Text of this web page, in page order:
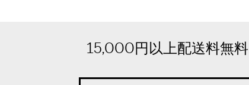
15,000円以上配送料無料